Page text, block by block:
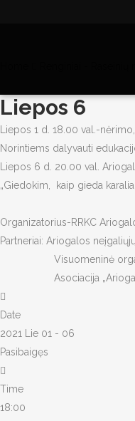
Liepos 6
Liepos 1 d. 18.00 val.-
Norintiems dalyvauti
Liepos 6 d. 20.00 val.
„Giedokim, kaip gieda
Organizatorius-RRKC
Partneriai: Ariogalos
Visuomeninė
Asociacija „Ariogalos
Date
2021 Lie 01 - 06
Pasibaigęs
Time
18:00